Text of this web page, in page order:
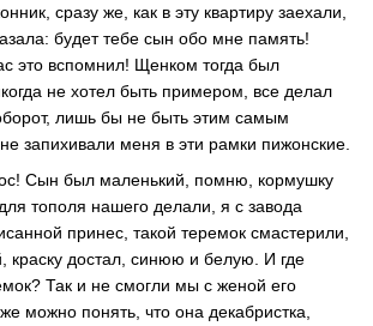
сразу же, как в эту квартиру заехали,
будет тебе сын обо мне память!
это вспомнил! Щенком тогда был
не хотел быть примером, все делал
лишь бы не быть этим самым
запихивали меня в эти рамки пижонские.
Сын был маленький, помню, кормушку
тополя нашего делали, я с завода
принес, такой теремок смастерили,
краску достал, синюю и белую. И где
Так и не смогли мы с женой его
можно понять, что она декабристка,